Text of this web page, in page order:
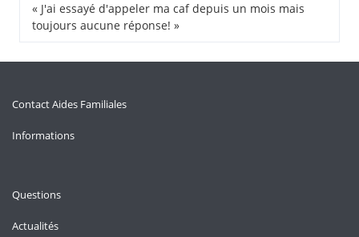
« J'ai essayé d'appeler ma caf depuis un mois mais
toujours aucune réponse! »
Contact Aides Familiales
Informations
Questions
Actualités